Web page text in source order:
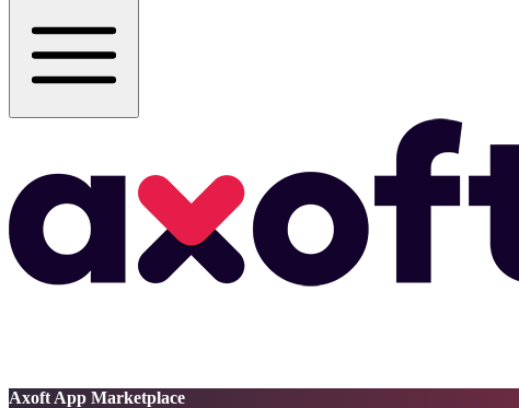
Axoft App Marketplace